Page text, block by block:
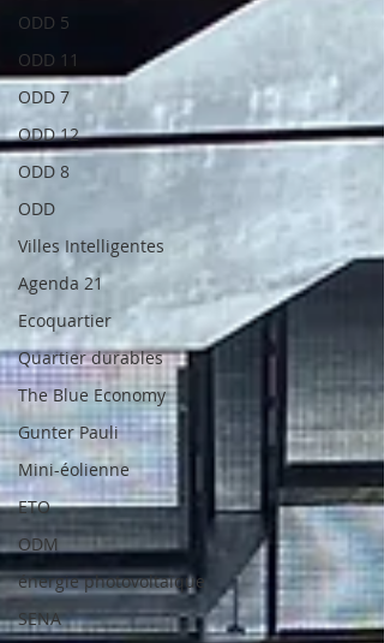
ODD 5
ODD 11
ODD 7
ODD 12
ODD 8
ODD
Villes Intelligentes
Agenda 21
Ecoquartier
Quartier durables
The Blue Economy
Gunter Pauli
Mini-éolienne
ETO
ODM
énergie photovoltaïque
SENA